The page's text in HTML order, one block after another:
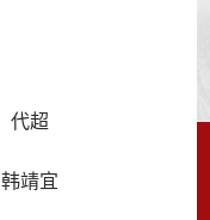
代超
韩靖宜